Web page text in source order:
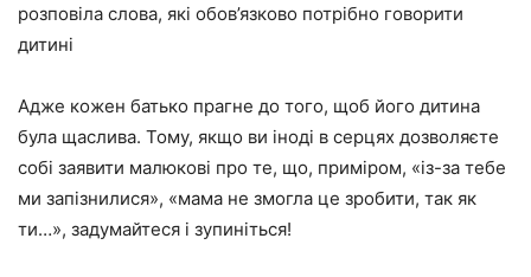
розповіла слова, які обов’язково потрібно говорити
дитині
Адже кожен батько прагне до того, щоб його дитина
була щаслива. Тому, якщо ви іноді в серцях дозволяєте
собі заявити малюкові про те, що, приміром, «із-за тебе
ми запізнилися», «мама не змогла це зробити, так як
ти…», задумайтеся і зупиніться!